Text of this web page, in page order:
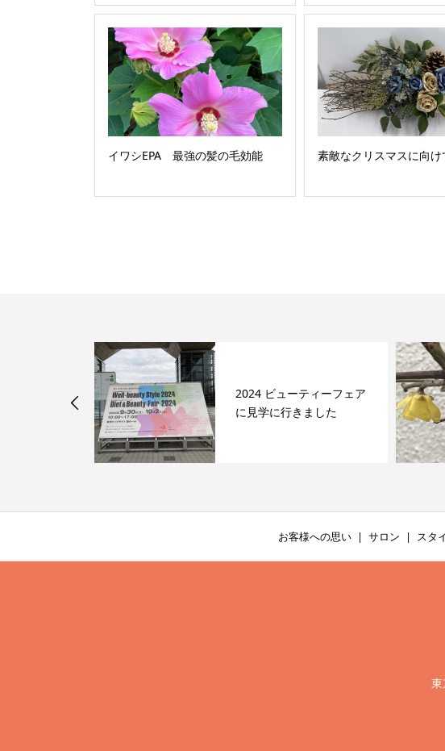
イワシEPA 最強の髪の毛効能 素敵なクリスマスに向け
2024 ビューティーフェア
に見学に行きました
お客様への思い サロン スタ